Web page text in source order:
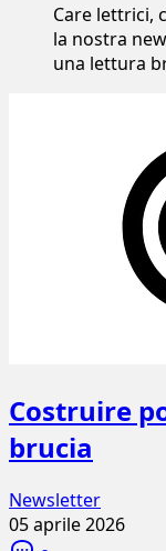
Care lettrici,
la nostra
una lettura
Costruire
brucia
Newsletter
05 aprile 2026